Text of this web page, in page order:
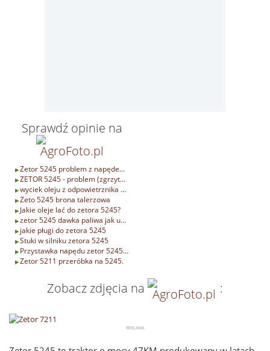
Sprawdź opinie na
Zetor 5245 problem z napędem przednim
ZETOR 5245 - problem (zgrzytanie i wibracje w podłodze)
wyciek oleju z odpowietrznika zetor 5245 pomocy
Zeto 5245 brona talerzowa
Jakie oleje lać do zetora 5245?
zetor 5245 dawka paliwa jak ustawic-pomocy
jakie pługi do zetora 5245
Stuki w silniku zetora 5245
Przystawka napędu zetor 5245-6245-7245-7745 pomocy
Zetor 5211 przeróbka na 5245.
Zobacz zdjęcia na :